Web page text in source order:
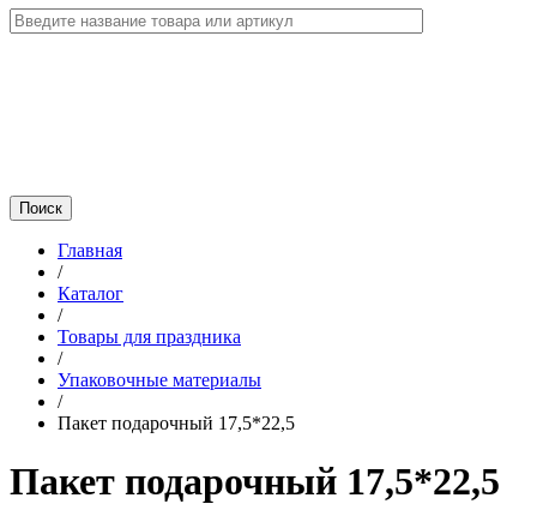
Главная
/
Каталог
/
Товары для праздника
/
Упаковочные материалы
/
Пакет подарочный 17,5*22,5
Пакет подарочный 17,5*22,5